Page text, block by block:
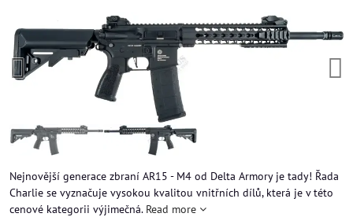
Nejnovější generace zbraní AR15 - M4 od Delta Armory je tady! Řada
Charlie se vyznačuje vysokou kvalitou vnitřních dílů, která je v této
cenové kategorii výjimečná. Read more